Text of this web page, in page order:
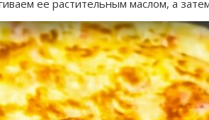
ее растительным маслом, а